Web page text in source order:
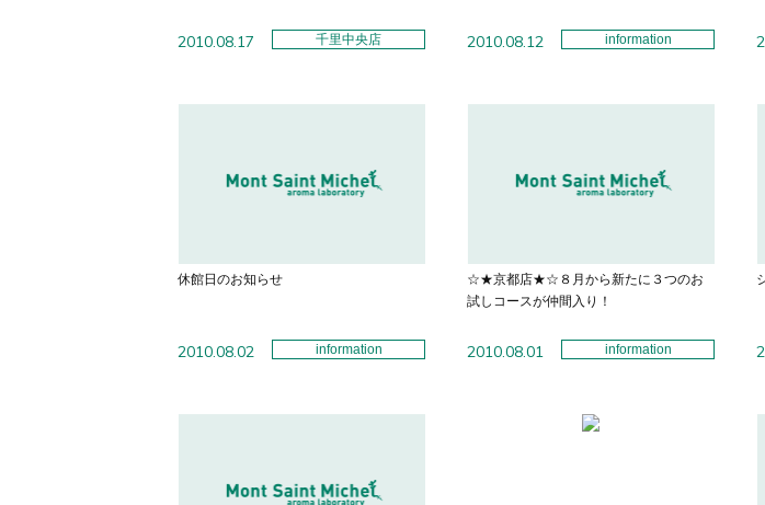
2010.08.17 千里中央店 2010.08.12 information
休館日のお知らせ
2010.08.02 information
☆★京都店★☆８月から新たに３つのお
試しコースが仲間入り！
2010.08.01 information